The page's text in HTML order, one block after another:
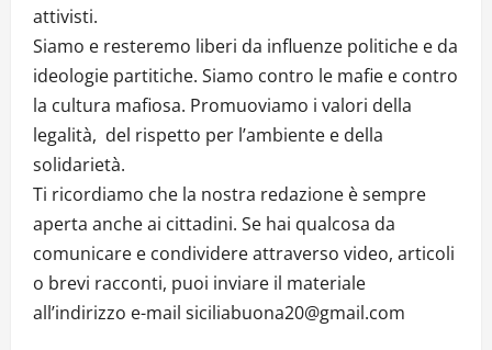
attivisti.
Siamo e resteremo liberi da influenze politiche e da
ideologie partitiche. Siamo contro le mafie e contro
la cultura mafiosa. Promuoviamo i valori della
legalità, del rispetto per l’ambiente e della
solidarietà.
Ti ricordiamo che la nostra redazione è sempre
aperta anche ai cittadini. Se hai qualcosa da
comunicare e condividere attraverso video, articoli
o brevi racconti, puoi inviare il materiale
all’indirizzo e-mail siciliabuona20@gmail.com